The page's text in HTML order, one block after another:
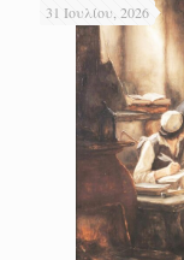
31 Ιουλίου, 2026